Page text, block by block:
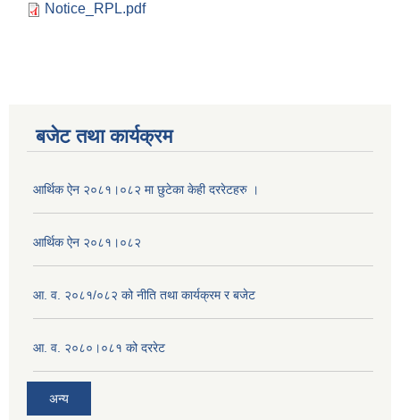
Notice_RPL.pdf
बजेट तथा कार्यक्रम
आर्थिक ऐन २०८१।०८२ मा छुटेका केही दररेटहरु ।
आर्थिक ऐन २०८१।०८२
आ. व. २०८१/०८२ को नीति तथा कार्यक्रम र बजेट
आ. व. २०८०।०८१ को दररेट
अन्य